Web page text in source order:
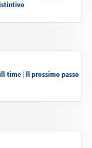
time | Il prossimo passo